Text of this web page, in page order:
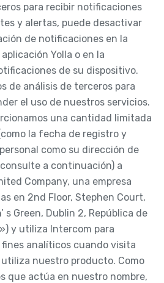
para recibir notificaciones
y alertas, puede desactivar
de notificaciones en la
Yolla o en la
de su dispositivo.
de análisis de terceros para
el uso de nuestros servicios.
una cantidad limitada
la fecha de registro y
como su dirección de
a continuación) a
Company, una empresa
en 2nd Floor, Stephen Court,
s Green, Dublin 2, República de
y utiliza Intercom para
analíticos cuando visita
nuestro producto. Como
que actúa en nuestro nombre,